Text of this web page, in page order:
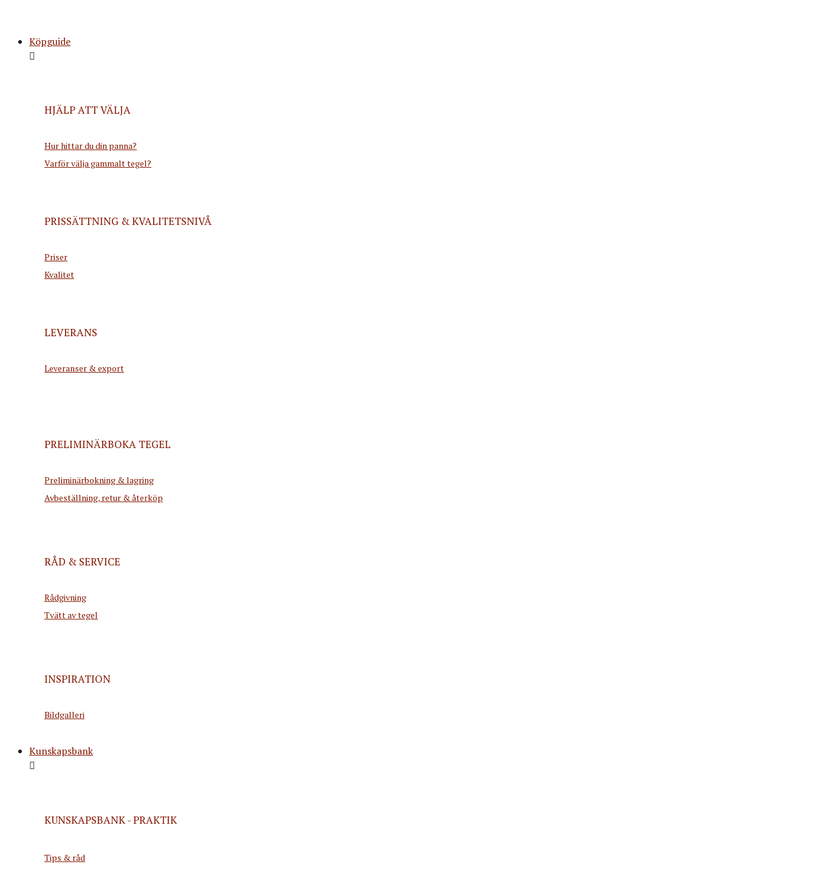
Köpguide
HJÄLP ATT VÄLJA
Hur hittar du din panna?
Varför välja gammalt tegel?
PRISSÄTTNING & KVALITETSNIVÅ
Priser
Kvalitet
LEVERANS
Leveranser & export
PRELIMINÄRBOKA TEGEL
Preliminärbokning & lagring
Avbeställning, retur & återköp
RÅD & SERVICE
Rådgivning
Tvätt av tegel
INSPIRATION
Bildgalleri
Kunskapsbank
KUNSKAPSBANK - PRAKTIK
Tips & råd